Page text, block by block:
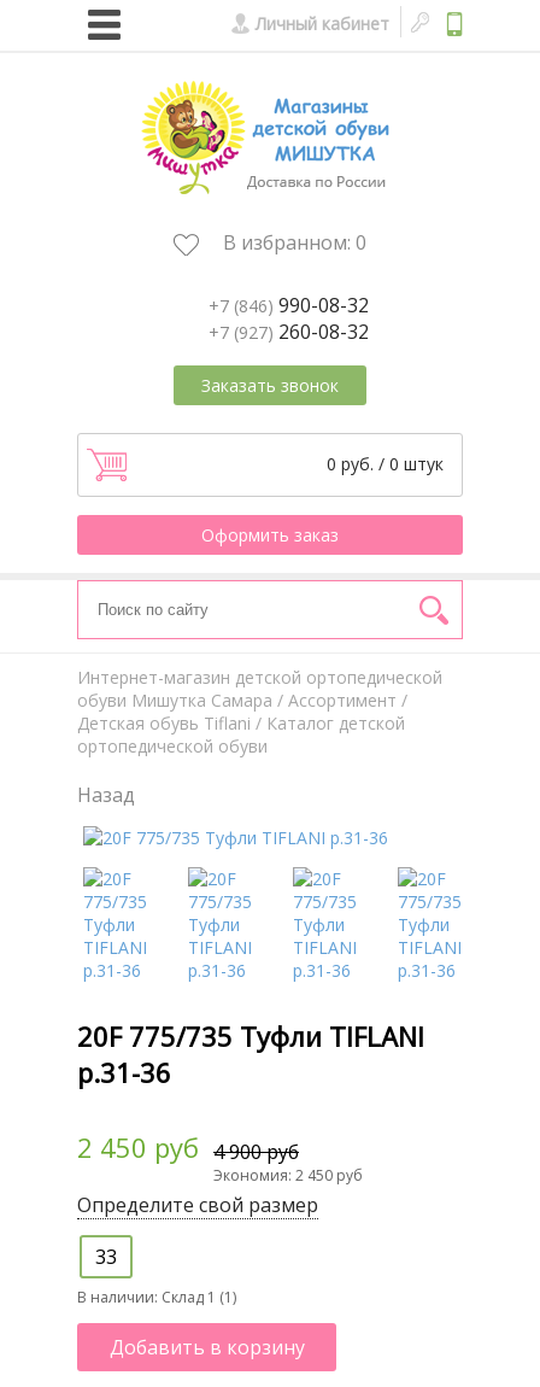
Личный кабинет
В избранном: 0
+7 (846) 990-08-32
+7 (927) 260-08-32
Заказать звонок
0 руб. / 0 штук
Оформить заказ
Интернет-магазин детской ортопедической
обуви Мишутка Самара / Aссортимент /
Детская обувь Tiflani / Каталог детской
ортопедической обуви
Назад
20F 775/735 Туфли TIFLANI
р.31-36
2 450 руб 4 900 руб
Экономия: 2 450 руб
Определите свой размер
33
В наличии: Склад 1 (1)
Добавить в корзину